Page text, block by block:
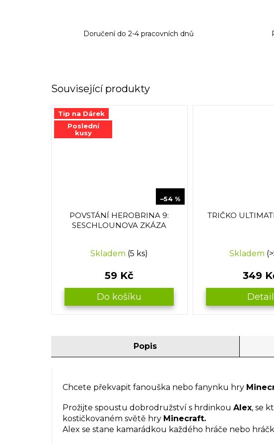
Doručení do 2-4 pracovních dnů
Související produkty
Tip na Dárek
Poslední
kusy
–54 %
POVSTÁNÍ HEROBRINA 9:
SESCHLOUNOVA ZKÁZA
Skladem (5 ks)
59 Kč
Do košíku
TRIČKO
Skladem
349
Detail
Popis
Chcete překvapit fanouška nebo fanynku hry
Prožijte spoustu dobrodružství s hrdinkou Alex, se
kostičkovaném světě hry Minecraft.
Alex se stane kamarádkou každého hráče nebo